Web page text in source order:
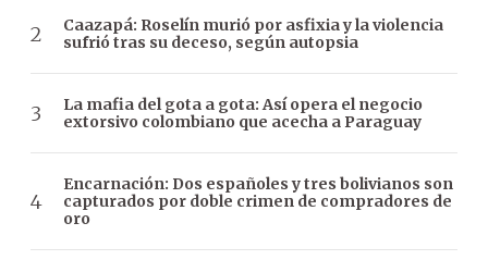
Caazapá: Roselín murió por asfixia y la violencia
sufrió tras su deceso, según autopsia
La mafia del gota a gota: Así opera el negocio
extorsivo colombiano que acecha a Paraguay
Encarnación: Dos españoles y tres bolivianos son
capturados por doble crimen de compradores de
oro